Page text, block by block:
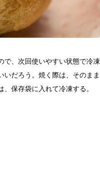
で、次回使いやすい状態で冷凍
だろう。焼く際は、そのまま
保存袋に入れて冷凍する。